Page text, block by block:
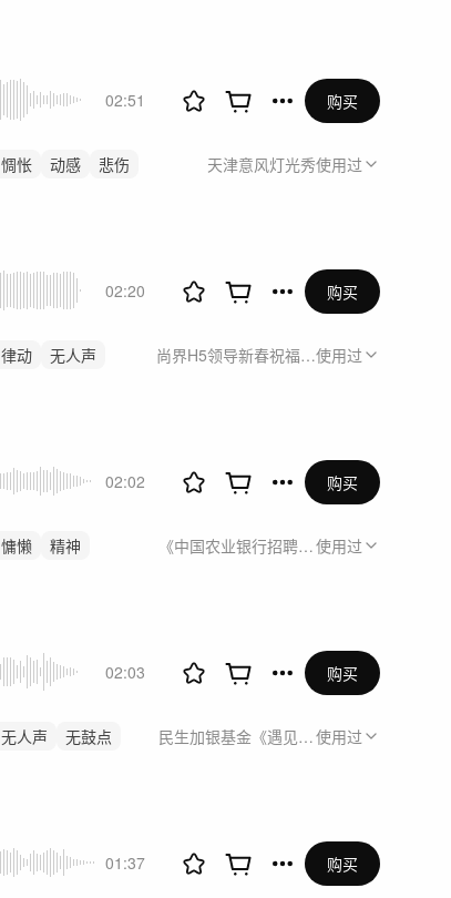
02:51
惆怅 动感 悲伤
购买
天津意风灯光秀使用过
02:20
律动
无人声
购买
尚界H5领导新春祝福视频使用过
02:02
慵懒
精神
购买
《中国农业银行招聘宣传片》
使用过
02:03
无人声
无鼓点
购买
民生加银基金《遇见》（蔡晓）素材混剪
使用过
01:37 购买